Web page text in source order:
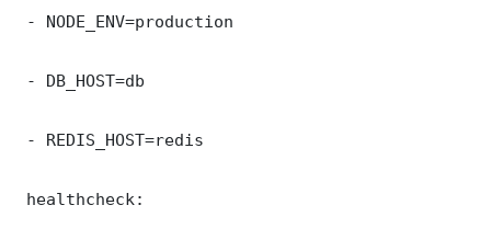
- NODE_ENV=production
- DB_HOST=db
- REDIS_HOST=redis
healthcheck: